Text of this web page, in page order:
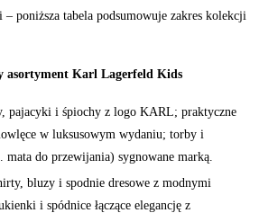
poniższa tabela podsumowuje zakres kolekcji
asortyment Karl Lagerfeld Kids
pajacyki i śpiochy z logo KARL; praktyczne
w luksusowym wydaniu; torby i
mata do przewijania) sygnowane marką.
bluzy i spodnie dresowe z modnymi
i spódnice łączące elegancję z